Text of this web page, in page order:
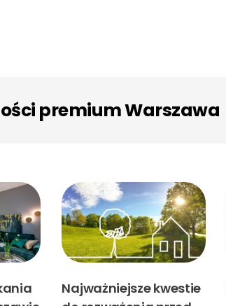
premium Warszawa
Najważniejsze kwestie